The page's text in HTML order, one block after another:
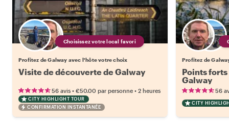
Choisissez votre local favori
Profitez de Galway avec l'hôte votre choix
Visite de découverte de Galway
56 avis • €50.00 par personne • 2 heures
CITY HIGHLIGHT TOUR
CONFIRMATION INSTANTANÉE
Profitez de
Points
Galway
56
CITY